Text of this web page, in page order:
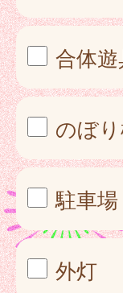
合体
のぼ
駐車場
外灯